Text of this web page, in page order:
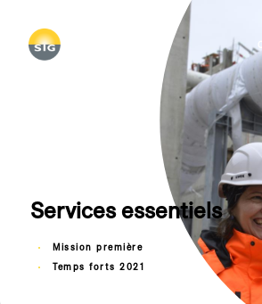
main
content
Services essentiels
Mission première
Temps forts 2021